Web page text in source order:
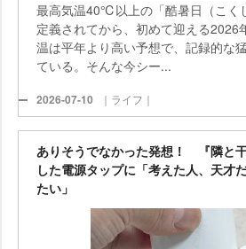
最高気温40℃以上の「酷暑日（こく
定義されてから、初めて迎える2026
温は平年より高い予想で、記録的な
ている。そんな今シー...
2026-07-10 ｜ライフ｜
ありそうでなかった発想！ 『隣と
した電源タップに「考えた人、天才
たい」